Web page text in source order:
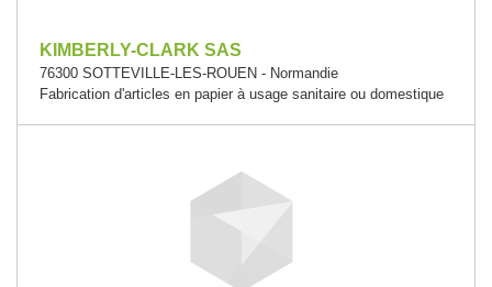
KIMBERLY-CLARK SAS
76300 SOTTEVILLE-LES-ROUEN - Normandie
Fabrication d'articles en papier à usage sanitaire ou domestique